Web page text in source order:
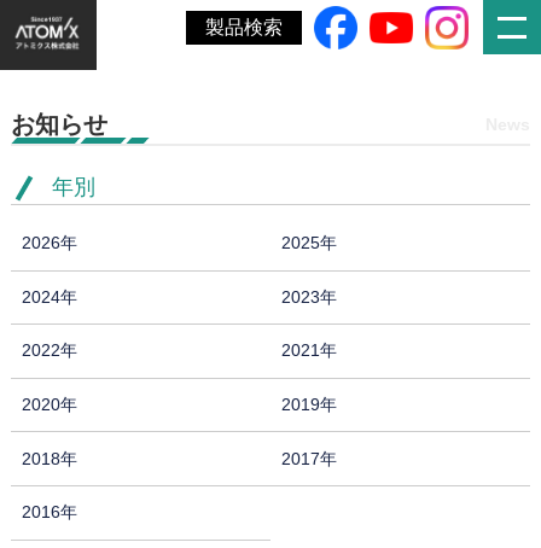
製品検索
ホーム» 納品書情報 掲載遅延のお詫び
お知らせ
年別
2026年 2025年
2024年 2023年
2022年 2021年
2020年 2019年
2018年 2017年
2016年